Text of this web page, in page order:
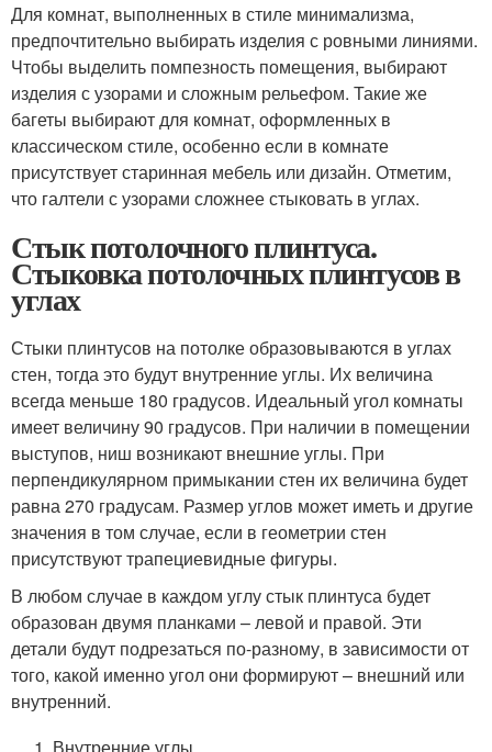
Для комнат, выполненных в стиле минимализма,
предпочтительно выбирать изделия с ровными линиями.
Чтобы выделить помпезность помещения, выбирают
изделия с узорами и сложным рельефом. Такие же
багеты выбирают для комнат, оформленных в
классическом стиле, особенно если в комнате
присутствует старинная мебель или дизайн. Отметим,
что галтели с узорами сложнее стыковать в углах.
Стык потолочного плинтуса.
Стыковка потолочных плинтусов в
углах
Стыки плинтусов на потолке образовываются в углах
стен, тогда это будут внутренние углы. Их величина
всегда меньше 180 градусов. Идеальный угол комнаты
имеет величину 90 градусов. При наличии в помещении
выступов, ниш возникают внешние углы. При
перпендикулярном примыкании стен их величина будет
равна 270 градусам. Размер углов может иметь и другие
значения в том случае, если в геометрии стен
присутствуют трапециевидные фигуры.
В любом случае в каждом углу стык плинтуса будет
образован двумя планками – левой и правой. Эти
детали будут подрезаться по-разному, в зависимости от
того, какой именно угол они формируют – внешний или
внутренний.